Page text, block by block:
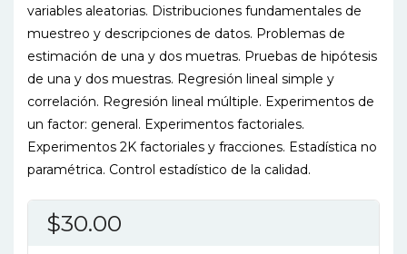
variables aleatorias. Distribuciones fundamentales de
muestreo y descripciones de datos. Problemas de
estimación de una y dos muetras. Pruebas de hipótesis
de una y dos muestras. Regresión lineal simple y
correlación. Regresión lineal múltiple. Experimentos de
un factor: general. Experimentos factoriales.
Experimentos 2K factoriales y fracciones. Estadística no
paramétrica. Control estadístico de la calidad.
$30.00